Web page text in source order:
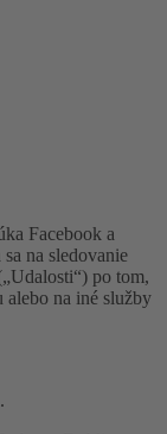
Facebook a
na sledovanie
po tom,
alebo na iné služby